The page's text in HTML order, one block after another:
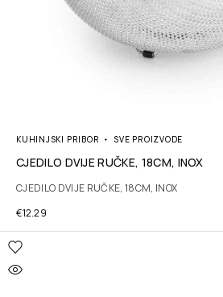
KUHINJSKI PRIBOR SVE PROIZVODE
CJEDILO DVIJE RUČKE, 18CM, INOX
CJEDILO DVIJE RUČKE, 18CM, INOX
€12.29